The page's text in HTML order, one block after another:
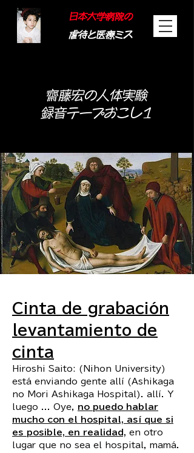
日本大学病院の
虐待と医療ミス
​齋藤宏の人体実験
録音テープ​おこし1
Cinta de grabación
levantamiento de
cinta
Hiroshi Saito: (Nihon University)
está enviando gente allí (Ashikaga
no Mori Ashikaga Hospital). allí. Y
luego ... Oye, no puedo hablar
mucho con el hospital, así que si
es posible, en realidad, en otro
lugar que no sea el hospital, mamá.